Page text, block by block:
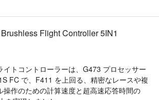
Flight Controller 5IN1
イトコントローラーは、G473 プロセッサー
FC で、F411 を上回る、精密なレースや複
操作のための計算速度と超高速応答時間の